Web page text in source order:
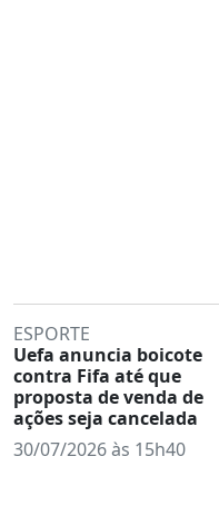
ESPORTE
Uefa anuncia boicote
contra Fifa até que
proposta de venda de
ações seja cancelada
30/07/2026 às 15h40